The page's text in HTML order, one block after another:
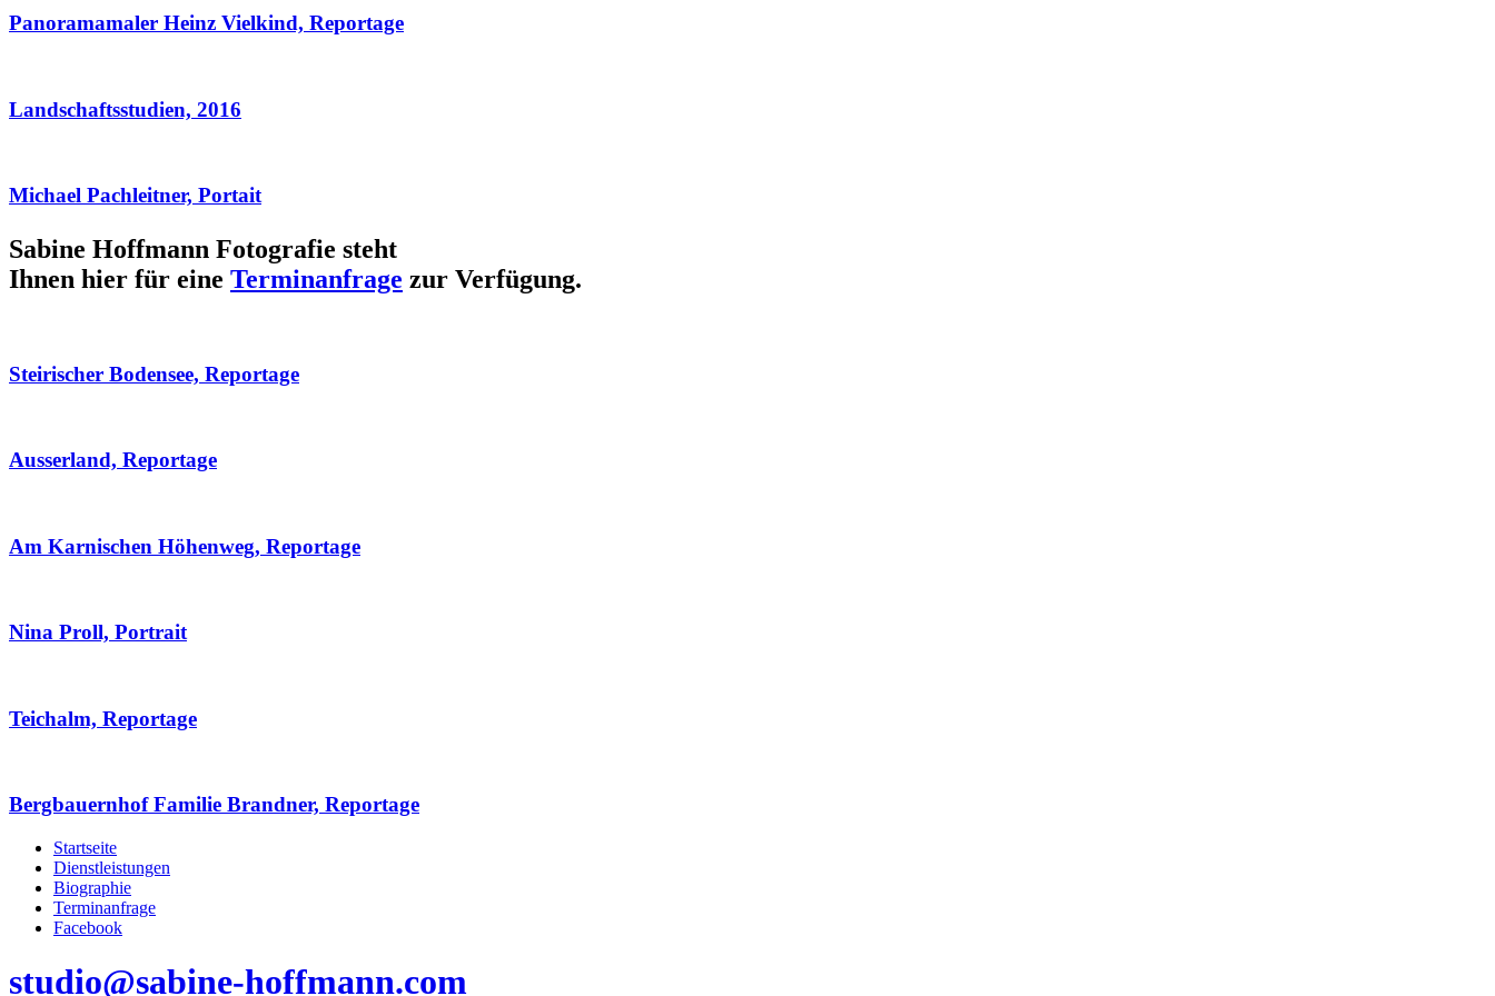
Panoramamaler Heinz Vielkind, Reportage
Landschaftsstudien, 2016
Michael Pachleitner, Portait
Sabine Hoffmann Fotografie steht
Ihnen hier für eine Terminanfrage zur Verfügung.
Steirischer Bodensee, Reportage
Ausserland, Reportage
Am Karnischen Höhenweg, Reportage
Nina Proll, Portrait
Teichalm, Reportage
Bergbauernhof Familie Brandner, Reportage
Startseite
Dienstleistungen
Biographie
Terminanfrage
Facebook
studio@sabine-hoffmann.com